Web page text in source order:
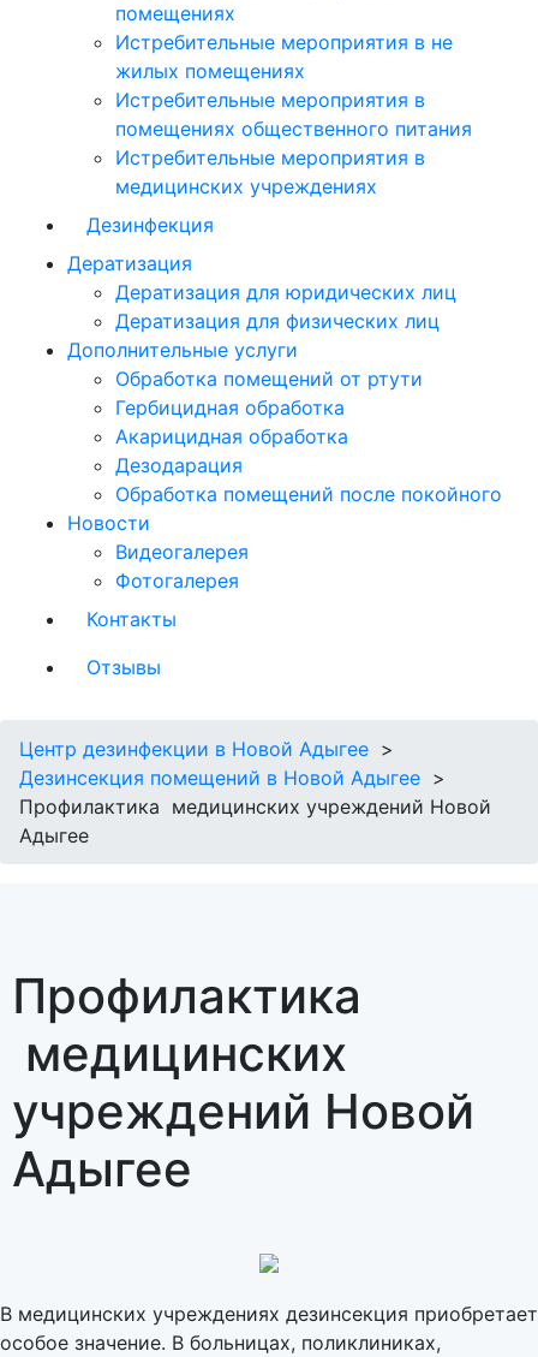
помещениях
Истребительные мероприятия в не
жилых помещениях
Истребительные мероприятия в
помещениях общественного питания
Истребительные мероприятия в
медицинских учреждениях
Дезинфекция
Дератизация
Дератизация для юридических лиц
Дератизация для физических лиц
Дополнительные услуги
Обработка помещений от ртути
Гербицидная обработка
Акарицидная обработка
Дезодарация
Обработка помещений после покойного
Новости
Видеогалерея
Фотогалерея
Контакты
Отзывы
Центр дезинфекции в Новой Адыгее
Дезинсекция помещений в Новой Адыгее
Профилактика медицинских учреждений Новой
Адыгее
Профилактика
медицинских
учреждений Новой
Адыгее
В медицинских учреждениях дезинсекция приобретает
особое значение. В больницах, поликлиниках,